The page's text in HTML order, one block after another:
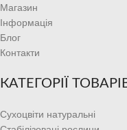
Магазин
Інформація
Блог
Контакти
КАТЕГОРІЇ
Сухоцвіти натуральні